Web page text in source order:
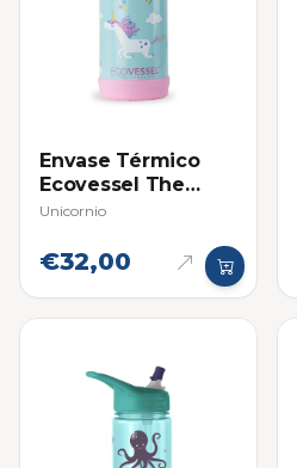
Envase Térmico
Ecovessel The
Frost Kids 355 mL
Unicornio
€32,00